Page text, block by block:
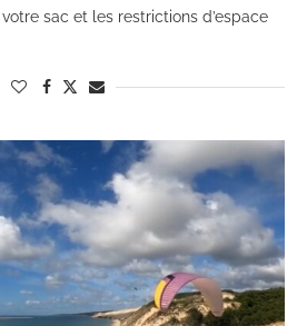
sac et les restrictions d’espace